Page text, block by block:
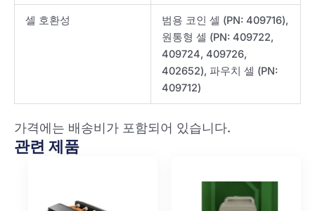
셀 호환성
범용 코인 셀 (PN: 409716),
원통형 셀 (PN: 409722,
409724, 409726,
402652), 파우치 셀 (PN:
409712)
가격에는 배송비가 포함되어 있습니다.
관련 제품